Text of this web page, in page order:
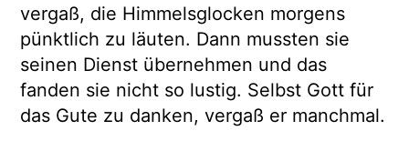
vergaß, die Himmelsglocken morgens
pünktlich zu läuten. Dann mussten sie
seinen Dienst übernehmen und das
fanden sie nicht so lustig. Selbst Gott für
das Gute zu danken, vergaß er manchmal.